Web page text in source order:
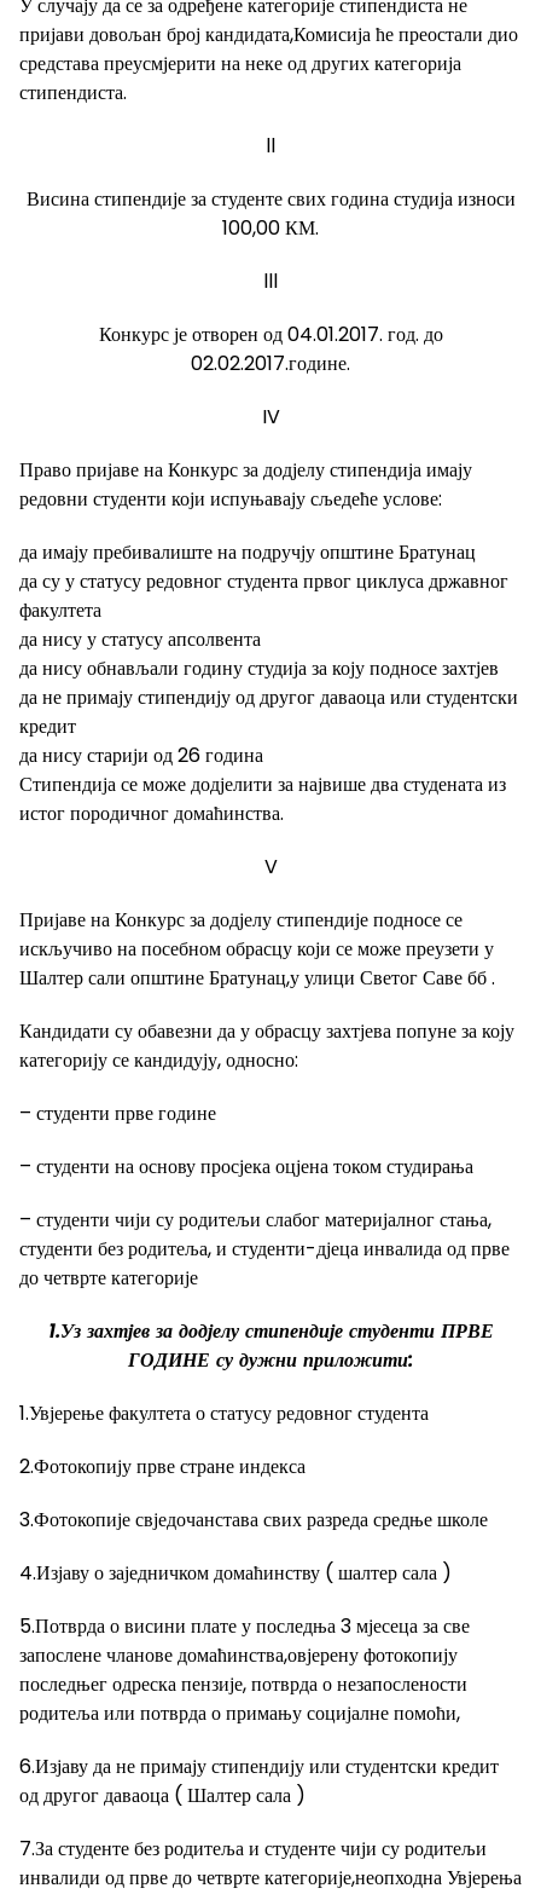
У случају да се за одређене категорије стипендиста не
пријави довољан број кандидата,Комисија ће преостали дио
средстава преусмјерити на неке од других категорија
стипендиста.
ll
Висина стипендије за студенте свих година студија износи
100,00 КМ.
lll
Конкурс је отворен од 04.01.2017. год. до
02.02.2017.године.
IV
Право пријаве на Конкурс за додјелу стипендија имају
редовни студенти који испуњавају сљедеће услове:
да имају пребивалиште на подручју општине Братунац
да су у статусу редовног студента првог циклуса државног
факултета
да нису у статусу апсолвента
да нису обнављали годину студија за коју подносе захтјев
да не примају стипендију од другог даваоца или студентски
кредит
да нису старији од 26 година
Стипендија се може додјелити за највише два студената из
истог породичног домаћинства.
V
Пријаве на Конкурс за додјелу стипендије подносе се
искључиво на посебном обрасцу који се може преузети у
Шалтер сали општине Братунац,у улици Светог Саве бб .
Кандидати су обавезни да у обрасцу захтјева попуне за коју
категорију се кандидују, односно:
– студенти прве године
– студенти на основу просјека оцјена током студирања
– студенти чији су родитељи слабог материјалног стања,
студенти без родитеља, и студенти-дјеца инвалида од прве
до четврте категорије
1.Уз захтјев за додјелу стипендије студенти ПРВЕ
ГОДИНЕ су дужни приложити:
1.Увјерење факултета о статусу редовног студента
2.Фотокопију прве стране индекса
3.Фотокопије свједочанстава свих разреда средње школе
4.Изјаву о заједничком домаћинству ( шалтер сала )
5.Потврда о висини плате у последња 3 мјесеца за све
запослене чланове домаћинства,овјерену фотокопију
последњег одреска пензије, потврда о незапослености
родитеља или потврда о примању социјалне помоћи,
6.Изјаву да не примају стипендију или студентски кредит
од другог даваоца ( Шалтер сала )
7.За студенте без родитеља и студенте чији су родитељи
инвалиди од прве до четврте категорије,неопходна Увјерења